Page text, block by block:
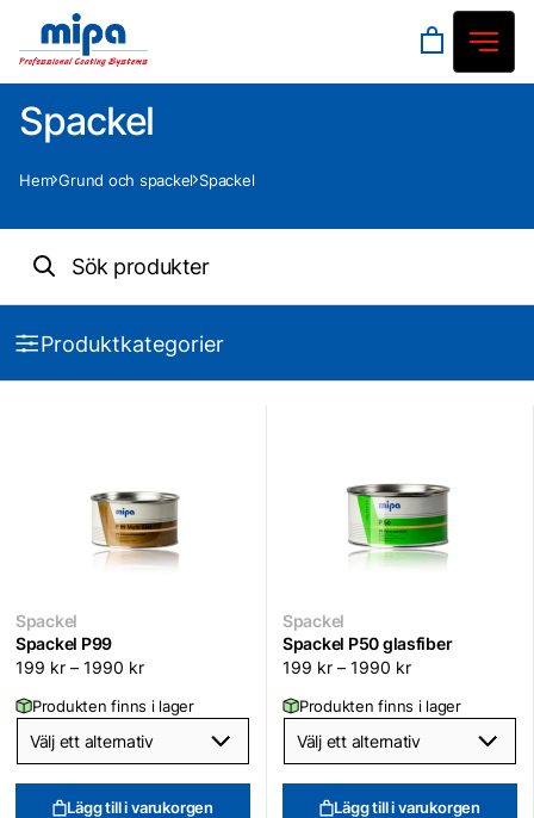
Spackel
Hem Grund och spackel Spackel
Produktkategorier
Spackel
Spackel P99
199 kr – 1990 kr
Produkten finns i lager
Lägg till i varukorgen
Spackel
Spackel P50 glasfiber
199 kr – 1990 kr
Produkten finns i lager
Lägg till i varukorgen